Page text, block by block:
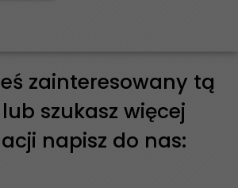
zainteresowany tą
szukasz więcej
napisz do nas: